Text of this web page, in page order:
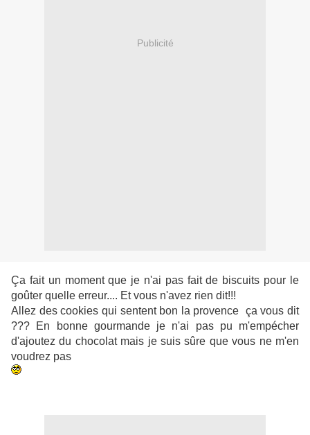
Publicité
Ça fait un moment que je n'ai pas fait de biscuits pour le
goûter quelle erreur.... Et vous n'avez rien dit!!!
Allez des cookies qui sentent bon la provence ça vous dit
??? En bonne gourmande je n'ai pas pu m'empécher
d'ajoutez du chocolat mais je suis sûre que vous ne m'en
voudrez pas